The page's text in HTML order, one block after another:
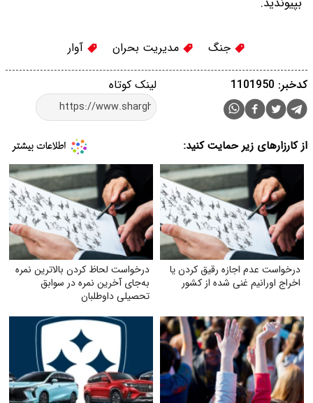
جنگ مدیریت بحران آوار
لینک کوتاه کدخبر: 1101950
از کارزارهای زیر حمایت کنید:
درخواست عدم اجازه رقیق کردن یا
اخراج اورانیم غنی شده از کشور
درخواست لحاظ کردن بالاترین نمره
به‌جای آخرین نمره در سوابق
تحصیلی داوطلبان